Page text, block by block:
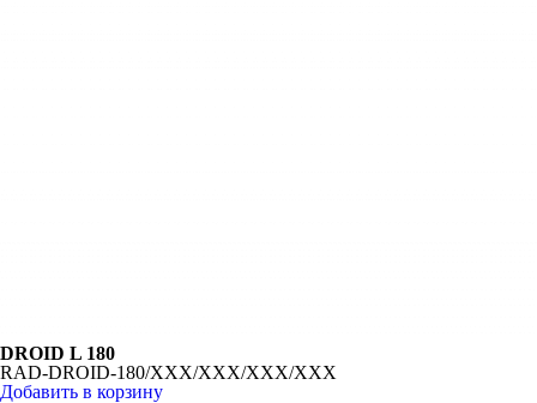
DROID L 180
RAD-DROID-180/XXX/XXX/XXX/XXX
Добавить в корзину